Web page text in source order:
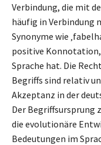
Verbindung, die mit
häufig in Verbindung
Synonyme wie
positive Konnotation,
Sprache hat. Die
Begriffs sind relativ
Akzeptanz in der
Der Begriffsursprung
die evolutionäre
Bedeutungen im